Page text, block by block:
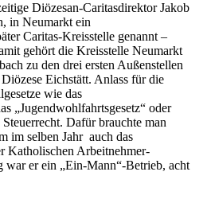
Diözesan-Caritasdirektor Jakob
in Neumarkt ein
Caritas-Kreisstelle genannt –
gehört die Kreisstelle Neumarkt
zu den drei ersten Außenstellen
Eichstätt. Anlass für die
wie das
„Jugendwohlfahrtsgesetz“ oder
Dafür brauchte man
im selben Jahr auch das
Katholischen Arbeitnehmer-
er ein „Ein-Mann“-Betrieb, acht